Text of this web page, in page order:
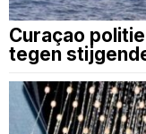
Curaçao
tegen